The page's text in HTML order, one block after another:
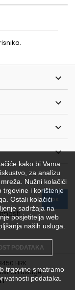




kako bi Vama
za analizu
Nužni kolačići
trgovine i korištenje
Ostali kolačići
sadržaja na
posjetitelja web
naših usluga.
PODATAKA
trgovine smatramo
podataka.
HRK
i usluge.